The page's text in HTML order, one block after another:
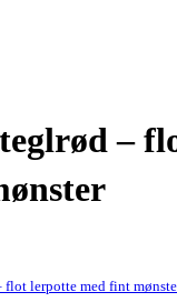
–
flot lerpotte med fint